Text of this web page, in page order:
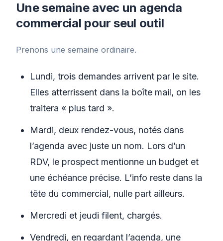
Une semaine avec un agenda
commercial pour seul outil
Prenons une semaine ordinaire.
Lundi, trois demandes arrivent par le site.
Elles atterrissent dans la boîte mail, on les
traitera « plus tard ».
Mardi, deux rendez-vous, notés dans
l’agenda avec juste un nom. Lors d’un
RDV, le prospect mentionne un budget et
une échéance précise. L’info reste dans la
tête du commercial, nulle part ailleurs.
Mercredi et jeudi filent, chargés.
Vendredi, en regardant l’agenda, une